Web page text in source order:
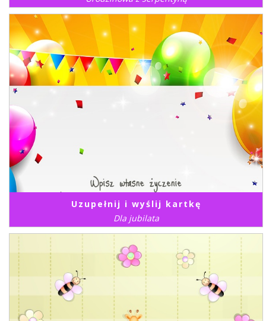
Uzupełnij i wyślij kartkę
Dla jubilata